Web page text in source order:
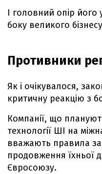
І головний опір
боку великого
Противники
Як і очікувалося,
критичну реакцію з
Компанії, що
технології ШІ на
вважають правила
продовження їхньої
Євросоюзу.